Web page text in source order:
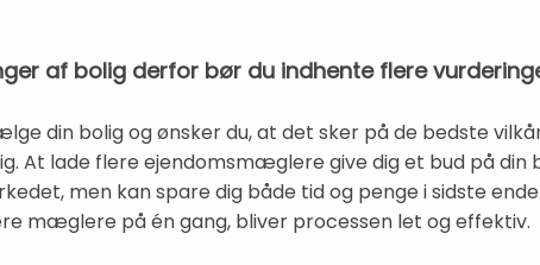
af bolig derfor bør du indhente flere
din bolig og ønsker du, at det sker på de bedste
At lade flere ejendomsmæglere give dig et bud på din
men kan spare dig både tid og penge i sidste
mæglere på én gang, bliver processen let og effektiv.